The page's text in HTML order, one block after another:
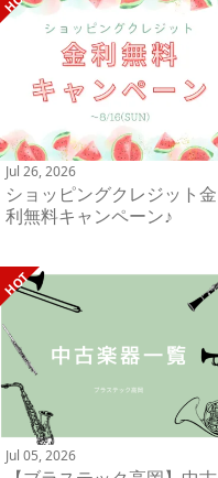
Jul 26, 2026
ショッピングクレジット金
利無料キャンペーン♪
Jul 05, 2026